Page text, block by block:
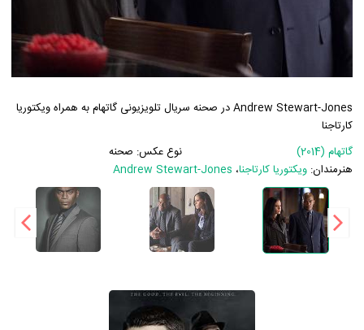
Andrew Stewart-Jones در صحنه سریال تلویزیونی گاتهام به همراه ویکتوریا
کارتاجنا
گاتهام (2014)
نوع عکس: صحنه
هنرمندان:ویکتوریا کارتاجنا، Andrew Stewart-Jones